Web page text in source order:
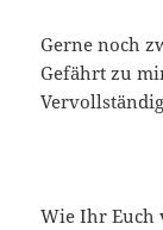
Gerne noch
Gefährt zu
Wie Ihr Euch